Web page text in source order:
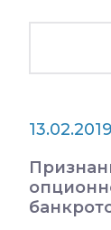
13.02.2019